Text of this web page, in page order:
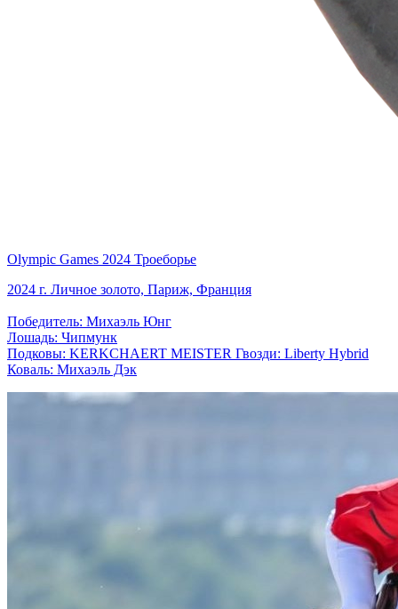
Olympic Games 2024 Троеборье
2024 г. Личное золото, Париж, Франция
Победитель: Михаэль Юнг
Лошадь: Чипмунк
Подковы: KERKCHAERT MEISTER Гвозди: Liberty Hybrid
Коваль: Михаэль Дэк